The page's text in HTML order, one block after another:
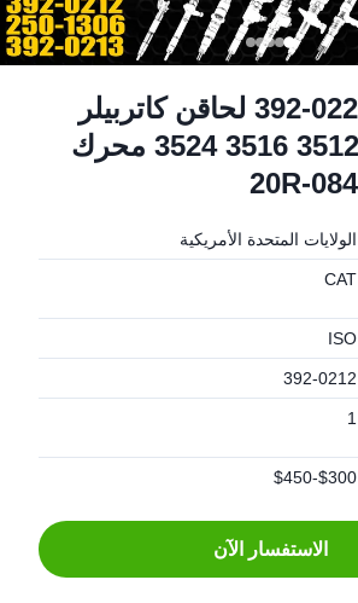
392-0212 392-0220 لحاقن كاتربيلر
3506 3508 3512 3516 3524 محرك
الولايات المتحدة الأمريكية
CAT
ISO
392-0212
1
$300-$450
الاستفسار الآن